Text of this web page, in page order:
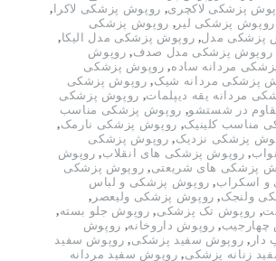
پزشکی لاکچری, روپوش پزشکی لاکرا ,
روپوش پزشکی لیر , روپوش پزشکی
پزشکی مدل, روپوش پزشکی مدل الیکا ,
روپوش پزشکی مدل صدف, روپوش
مردانه ساده, روپوش پزشکی
پزشکی مردانه شیک, روپوش پزشکی
مردانه یقه دیپلمات, روپوش پزشکی
در شستشو, روپوش پزشکی مناسب
مناسب کلینیک, روپوش پزشکی نارمک,
پزشکی نزدیک, روپوش پزشکی
, روپوش پزشکی های انقلاب, روپوش
پزشکی های شریعتی, روپوش پزشکی
و اسکراب, روپوش پزشکی و لباس
ولنجک, روپوش پزشکی ولیعصر ,
, روپوش تک پزشکی, روپوش جلو بسته,
چهارجیب, روپوش داروخانه, روپوش
, روپوش سفید پزشکی, روپوش سفید
زنانه پزشکی, روپوش سفید مردانه